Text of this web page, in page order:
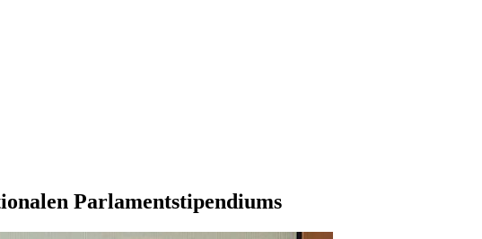
Parlamentstipendiums